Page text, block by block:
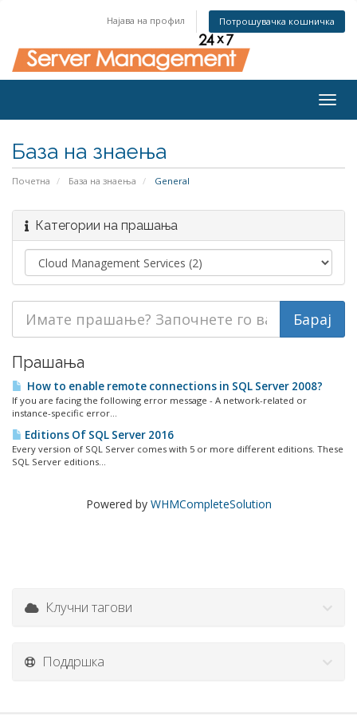
Најава на профил Потрошувачка кошничка
База на знаења
Почетна База на знаења General
Категории на прашања
Прашања
How to enable remote connections in SQL Server 2008?
If you are facing the following error message - A network-related or
instance-specific error...
Editions Of SQL Server 2016
Every version of SQL Server comes with 5 or more different editions. These
SQL Server editions...
Powered by WHMCompleteSolution
Клучни тагови
Поддршка